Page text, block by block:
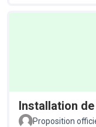
Installation
Proposition